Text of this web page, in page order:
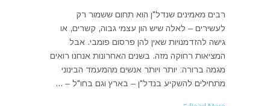
רבים מאמינים שנדל"ן הוא תחום ששמור רק
לעשירים – לאלה שיש הון עצמי גבוה, קשרים, או
גישה להזדמנויות שאין להן פרסום פומבי. אבל
המציאות רחוקה מזה. בשנים האחרונות אנחנו רואים
מגמה ברורה: יותר ויותר אנשים מהמעמד הבינוני
מתחילים להשקיע בנדל"ן – בארץ וגם בחו"ל –